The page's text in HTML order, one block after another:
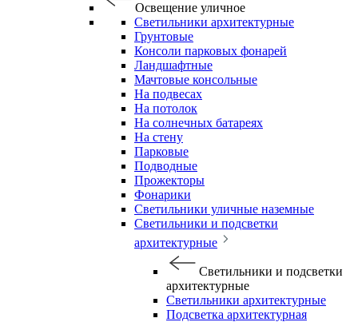
Освещение уличное
Светильники архитектурные
Грунтовые
Консоли парковых фонарей
Ландшафтные
Мачтовые консольные
На подвесах
На потолок
На солнечных батареях
На стену
Парковые
Подводные
Прожекторы
Фонарики
Светильники уличные наземные
Светильники и подсветки
архитектурные
Светильники и подсветки
архитектурные
Светильники архитектурные
Подсветка архитектурная